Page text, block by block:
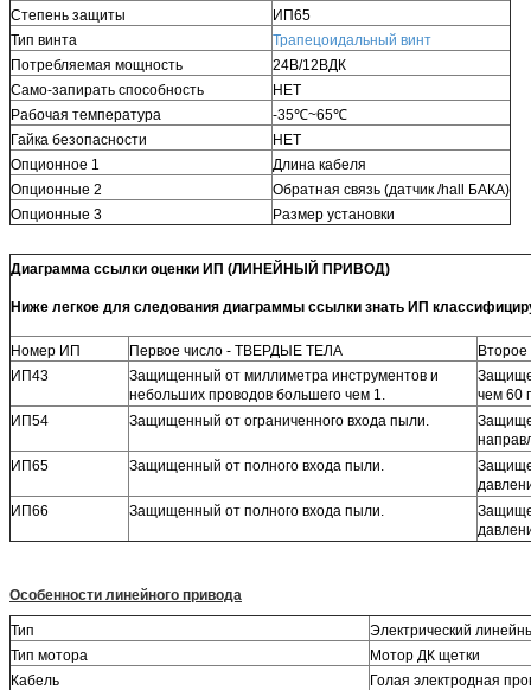
Степень защиты
ИП65
Тип винта
Трапецоидальный винт
Потребляемая мощность
24В/12ВДК
Само-запирать способность
НЕТ
Рабочая температура
-35℃~65℃
Гайка безопасности
НЕТ
Опционное 1
Длина кабеля
Опционные 2
Обратная связь (датчик /hall БАКА)
Опционные 3
Размер установки
Диаграмма ссылки оценки ИП (ЛИНЕЙНЫЙ ПРИВОД)
Ниже легкое для следования диаграммы ссылки знать ИП
Номер ИП Первое число - ТВЕРДЫЕ ТЕЛА
ИП43
Защищенный от миллиметра инструментов и
небольших проводов большего чем 1.
чем 60
ИП54
Защищенный от ограниченного входа пыли.
ИП65
Защищенный от полного входа пыли.
ИП66
Защищенный от полного входа пыли.
Особенности линейного привода
Тип
Электрический
Тип мотора
Мотор ДК щетки
Кабель
Голая электродная